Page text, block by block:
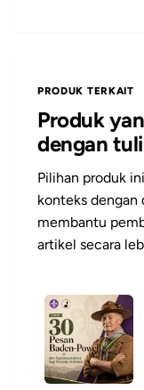
PRODUK TERKAIT
Produk
dengan
Pilihan produk
konteks dengan
membantu
artikel secara